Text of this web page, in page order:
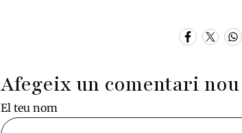
Afegeix un comentari nou
El teu nom